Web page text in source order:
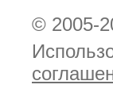
© 2005-